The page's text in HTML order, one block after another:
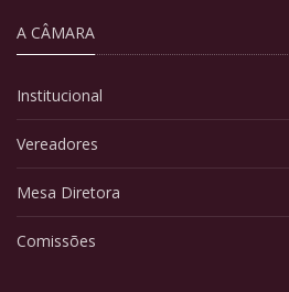
A CÂMARA
Institucional
Vereadores
Mesa Diretora
Comissões